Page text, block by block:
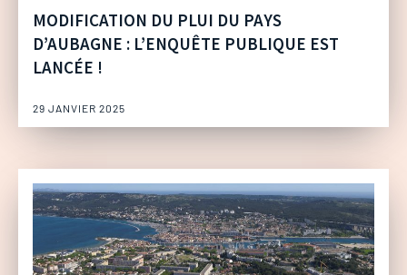
MODIFICATION DU PLUI DU PAYS
D’AUBAGNE : L’ENQUÊTE PUBLIQUE EST
LANCÉE !
29 JANVIER 2025